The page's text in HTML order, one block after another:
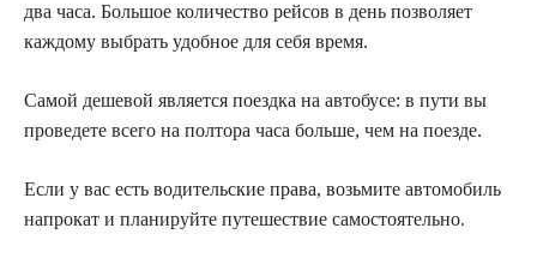
два часа. Большое количество рейсов в день позволяет
каждому выбрать удобное для себя время.
Самой дешевой является поездка на автобусе: в пути вы
проведете всего на полтора часа больше, чем на поезде.
Если у вас есть водительские права, возьмите автомобиль
напрокат и планируйте путешествие самостоятельно.